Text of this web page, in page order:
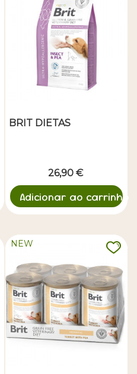
BRIT DIETAS
26,90 €
Adicionar ao carrinho
NEW